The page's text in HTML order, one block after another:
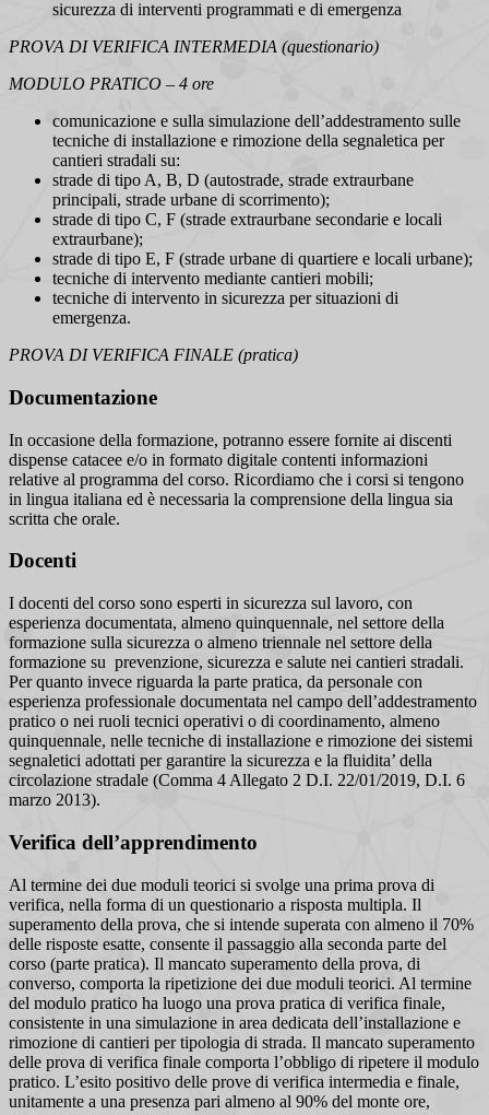
sicurezza di interventi programmati e di emergenza
PROVA DI VERIFICA INTERMEDIA (questionario)
MODULO PRATICO – 4 ore
comunicazione e sulla simulazione dell’addestramento sulle
tecniche di installazione e rimozione della segnaletica per
cantieri stradali su:
strade di tipo A, B, D (autostrade, strade extraurbane
principali, strade urbane di scorrimento);
strade di tipo C, F (strade extraurbane secondarie e locali
extraurbane);
strade di tipo E, F (strade urbane di quartiere e locali urbane);
tecniche di intervento mediante cantieri mobili;
tecniche di intervento in sicurezza per situazioni di
emergenza.
PROVA DI VERIFICA FINALE (pratica)
Documentazione
In occasione della formazione, potranno essere fornite ai discenti
dispense catacee e/o in formato digitale contenti informazioni
relative al programma del corso. Ricordiamo che i corsi si tengono
in lingua italiana ed è necessaria la comprensione della lingua sia
scritta che orale.
Docenti
I docenti del corso sono esperti in sicurezza sul lavoro, con
esperienza documentata, almeno quinquennale, nel settore della
formazione sulla sicurezza o almeno triennale nel settore della
formazione su prevenzione, sicurezza e salute nei cantieri stradali.
Per quanto invece riguarda la parte pratica, da personale con
esperienza professionale documentata nel campo dell’addestramento
pratico o nei ruoli tecnici operativi o di coordinamento, almeno
quinquennale, nelle tecniche di installazione e rimozione dei sistemi
segnaletici adottati per garantire la sicurezza e la fluidita’ della
circolazione stradale (Comma 4 Allegato 2 D.I. 22/01/2019, D.I. 6
marzo 2013).
Verifica dell’apprendimento
Al termine dei due moduli teorici si svolge una prima prova di
verifica, nella forma di un questionario a risposta multipla. Il
superamento della prova, che si intende superata con almeno il 70%
delle risposte esatte, consente il passaggio alla seconda parte del
corso (parte pratica). Il mancato superamento della prova, di
converso, comporta la ripetizione dei due moduli teorici. Al termine
del modulo pratico ha luogo una prova pratica di verifica finale,
consistente in una simulazione in area dedicata dell’installazione e
rimozione di cantieri per tipologia di strada. Il mancato superamento
delle prova di verifica finale comporta l’obbligo di ripetere il modulo
pratico. L’esito positivo delle prove di verifica intermedia e finale,
unitamente a una presenza pari almeno al 90% del monte ore,